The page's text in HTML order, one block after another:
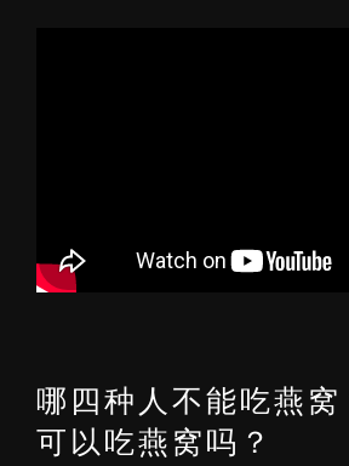
哪四种人不能吃燕窝
可以吃燕窝吗？